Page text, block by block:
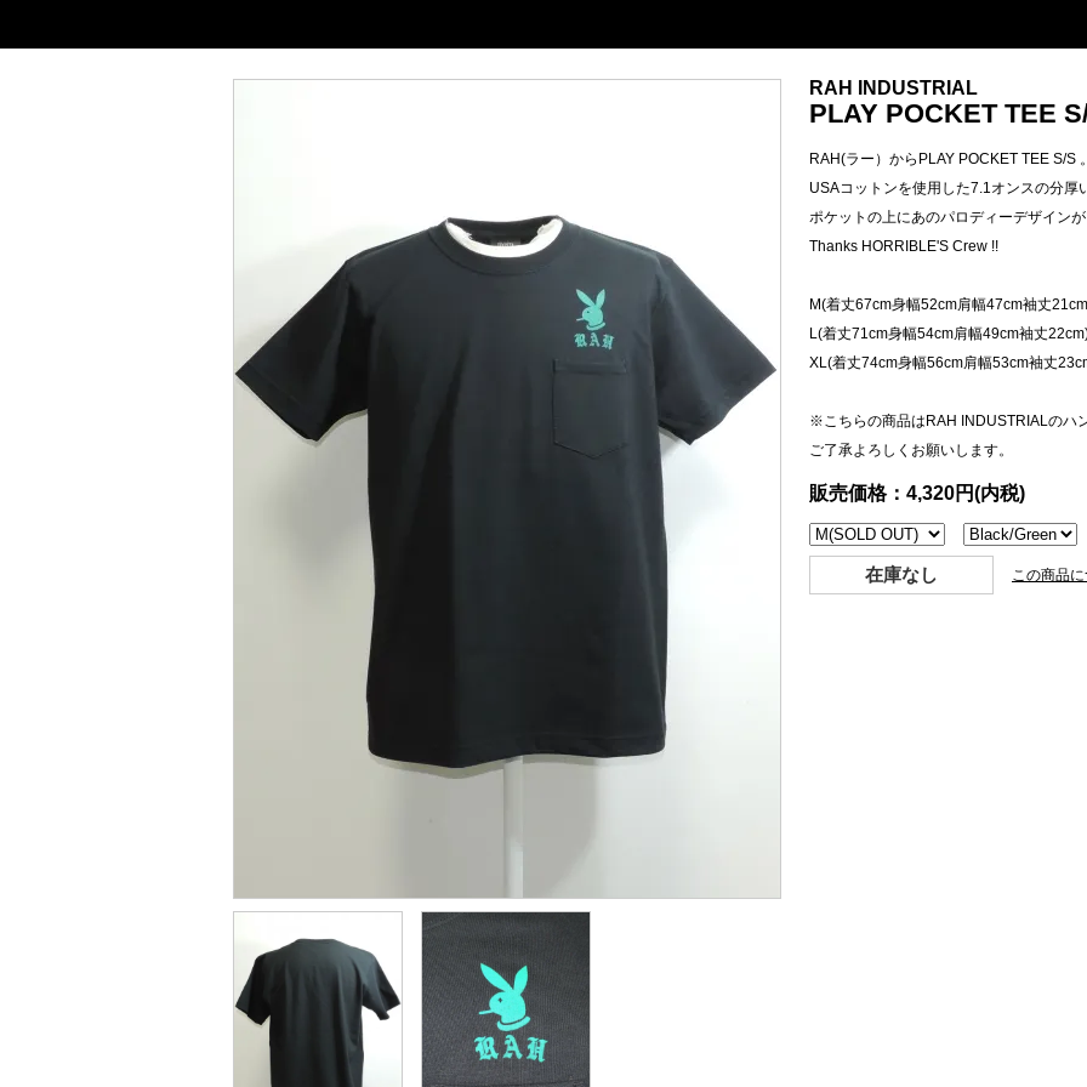
RAH INDUSTRIAL
PLAY POCKET TEE
RAH(ラー）からPLAY POCKET TEE S/S 。
USAコットンを使用した7.1オンスの分厚
ポケットの上にあのパロディーデザインが
Thanks HORRIBLE'S Crew !!
M(着丈67cm身幅52cm肩幅47cm袖丈
L(着丈71cm身幅54cm肩幅49cm袖丈
XL(着丈74cm身幅56cm肩幅53cm袖丈
※こちらの商品はRAH INDUSTRIALのハ
ご了承よろしくお願いします。
販売価格：4,320円(内税)
在庫なし この商品